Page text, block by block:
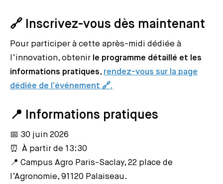
🔗 Inscrivez-vous dès maintenant
Pour participer à cette après-midi dédiée à
l’innovation, obtenir le programme détaillé et les
informations pratiques, rendez-vous sur la page
dédiée de l’événement 🔗.
📍 Informations pratiques
📅 30 juin 2026
⏰ À partir de 13:30
📍 Campus Agro Paris-Saclay, 22 place de
l’Agronomie, 91120 Palaiseau.